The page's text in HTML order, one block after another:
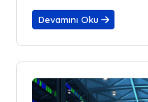
Devamını Oku